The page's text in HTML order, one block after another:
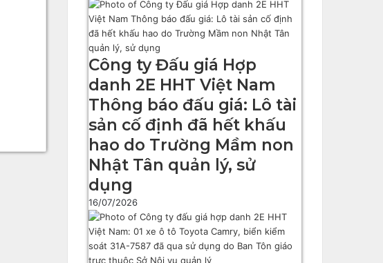
Công ty Đấu giá Hợp
danh 2E HHT Việt Nam
Thông báo đấu giá: Lô tài
sản cố định đã hết khấu
hao do Trường Mầm non
Nhật Tân quản lý, sử
dụng
16/07/2026